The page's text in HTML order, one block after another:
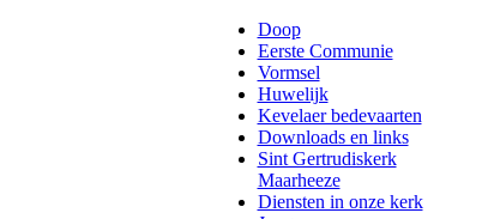
Doop
Eerste Communie
Vormsel
Huwelijk
Kevelaer bedevaarten
Downloads en links
Sint Gertrudiskerk
Maarheeze
Diensten in onze kerk